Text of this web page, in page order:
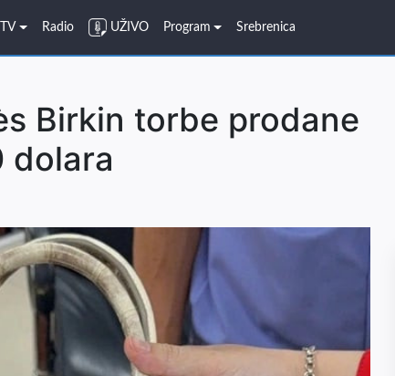
Radio UŽIVO Program Srebrenica
Birkin torbe prodane
dolara